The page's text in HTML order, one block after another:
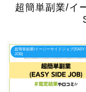
超簡単副業/イ
超簡単副業/イージーサイドジョブ(EASY
JOB)